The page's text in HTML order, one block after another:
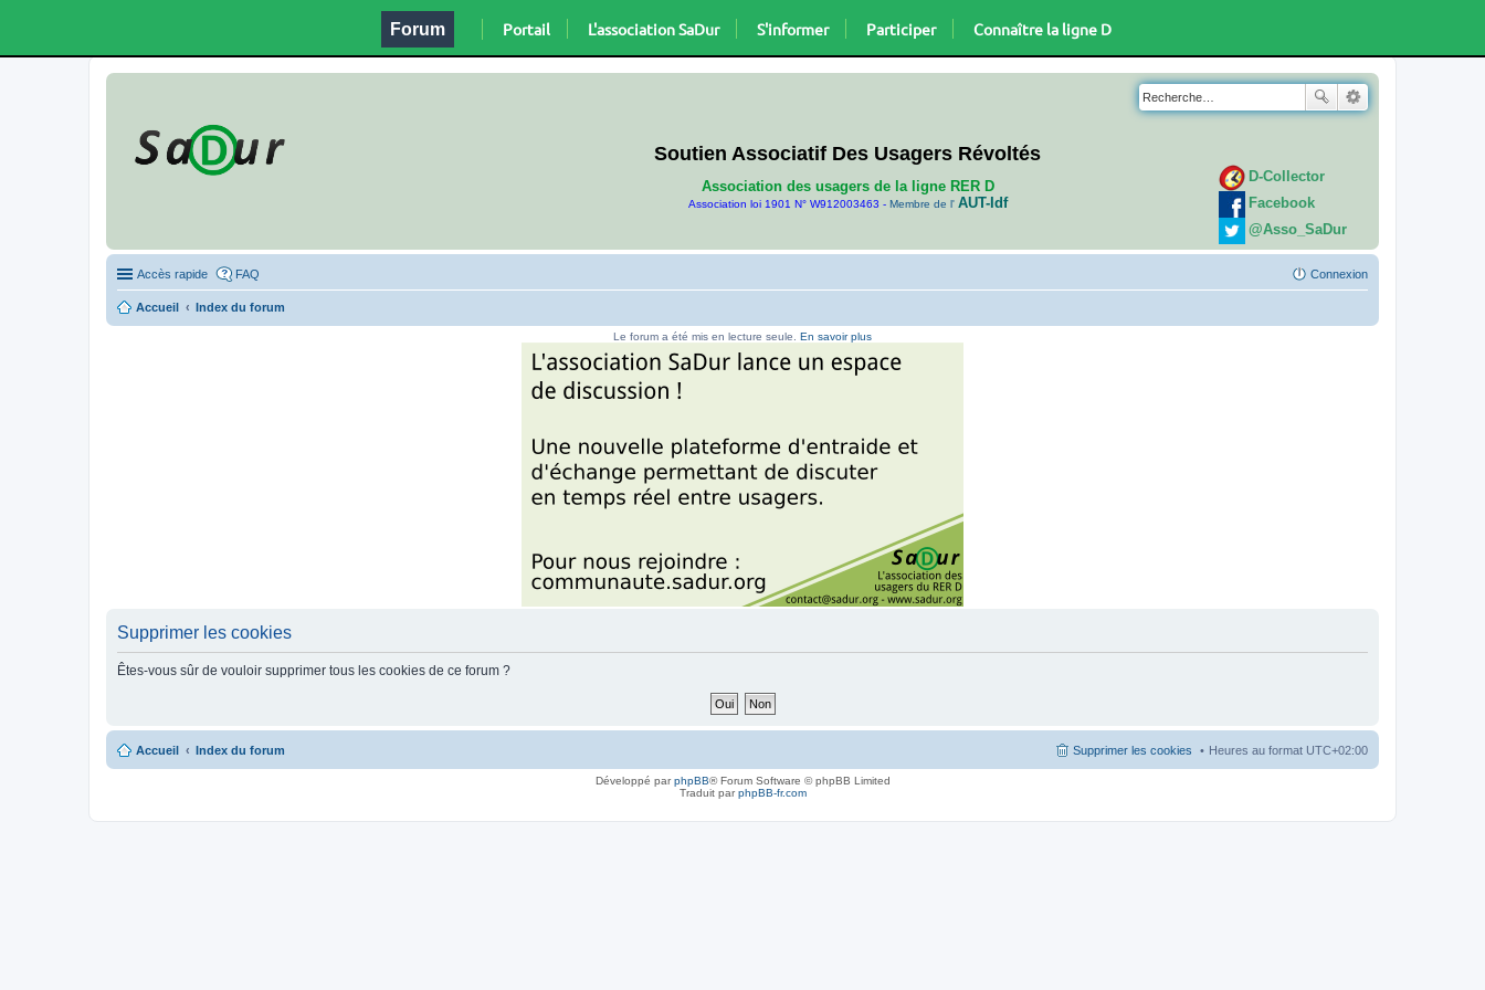
Forum Portail L'association SaDur S'informer Participer Connaître la ligne D
Soutien Associatif Des Usagers Révoltés
Association des usagers de la ligne RER D
Association loi 1901 N° W912003463 - Membre de l' AUT-Idf
D-Collector
Facebook
@Asso_SaDur
Accès rapide FAQ Connexion
Accueil Index du forum
Le forum a été mis en lecture seule. En savoir plus
Supprimer les cookies
Êtes-vous sûr de vouloir supprimer tous les cookies de ce forum ?
Accueil Index du forum Heures au format UTC+02:00
Supprimer les cookies
Développé parphpBB® Forum Software © phpBB Limited
Traduit parphpBB-fr.com